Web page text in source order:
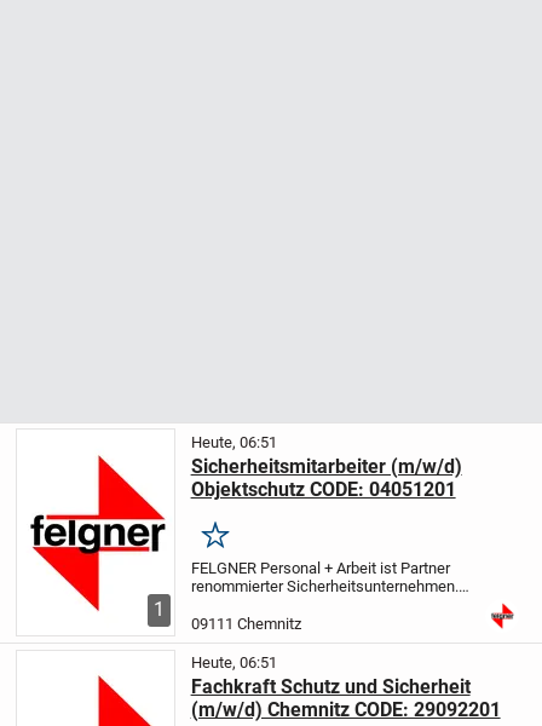
1
Heute, 06:51
Sicherheitsmitarbeiter (m/w/d)
Objektschutz CODE: 04051201
Merken
FELGNER Personal + Arbeit ist Partner
renommierter Sicherheitsunternehmen.
Bereich Personalvermittlung tätig. Bei der
nachfolgenden Position handelt es sich
um...
09111 Chemnitz
Heute, 06:51
Fachkraft Schutz und Sicherheit
(m/w/d) Chemnitz CODE: 29092201